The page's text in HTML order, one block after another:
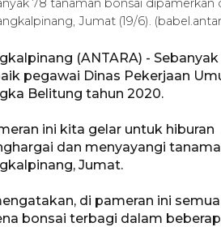
78 tanaman bonsai dipamerkan
Jumat (19/6).
(ANTARA) -
pegawai Dinas Pekerjaan
Belitung tahun 2020.
ini kita gelar untuk
dan menyayangi
Jumat.
di pameran ini
bonsai terbagi dalam